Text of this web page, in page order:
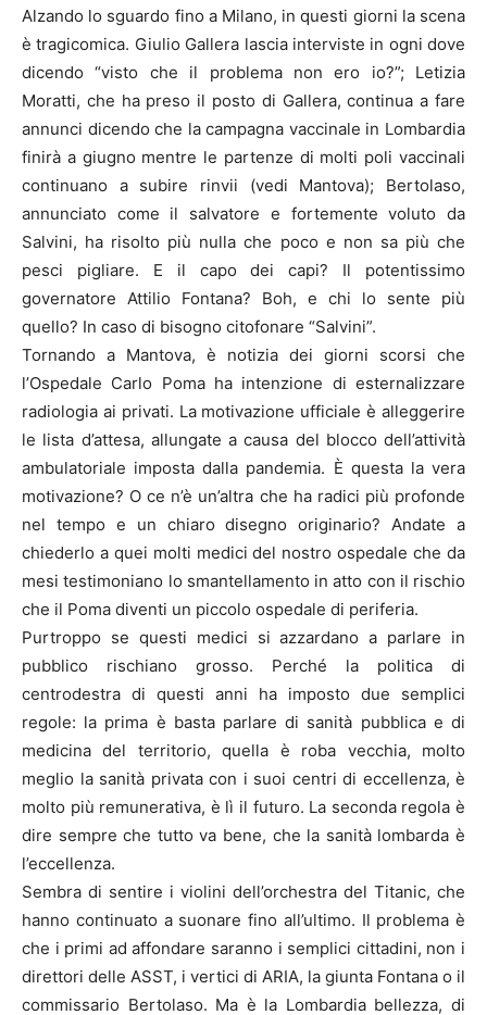
Alzando lo sguardo fino a Milano, in questi giorni la scena
è tragicomica. Giulio Gallera lascia interviste in ogni dove
dicendo “visto che il problema non ero io?”; Letizia
Moratti, che ha preso il posto di Gallera, continua a fare
annunci dicendo che la campagna vaccinale in Lombardia
finirà a giugno mentre le partenze di molti poli vaccinali
continuano a subire rinvii (vedi Mantova); Bertolaso,
annunciato come il salvatore e fortemente voluto da
Salvini, ha risolto più nulla che poco e non sa più che
pesci pigliare. E il capo dei capi? Il potentissimo
governatore Attilio Fontana? Boh, e chi lo sente più
quello? In caso di bisogno citofonare “Salvini”.
Tornando a Mantova, è notizia dei giorni scorsi che
l’Ospedale Carlo Poma ha intenzione di esternalizzare
radiologia ai privati. La motivazione ufficiale è alleggerire
le lista d’attesa, allungate a causa del blocco dell’attività
ambulatoriale imposta dalla pandemia. È questa la vera
motivazione? O ce n’è un’altra che ha radici più profonde
nel tempo e un chiaro disegno originario? Andate a
chiederlo a quei molti medici del nostro ospedale che da
mesi testimoniano lo smantellamento in atto con il rischio
che il Poma diventi un piccolo ospedale di periferia.
Purtroppo se questi medici si azzardano a parlare in
pubblico rischiano grosso. Perché la politica di
centrodestra di questi anni ha imposto due semplici
regole: la prima è basta parlare di sanità pubblica e di
medicina del territorio, quella è roba vecchia, molto
meglio la sanità privata con i suoi centri di eccellenza, è
molto più remunerativa, è lì il futuro. La seconda regola è
dire sempre che tutto va bene, che la sanità lombarda è
l’eccellenza.
Sembra di sentire i violini dell’orchestra del Titanic, che
hanno continuato a suonare fino all’ultimo. Il problema è
che i primi ad affondare saranno i semplici cittadini, non i
direttori delle ASST, i vertici di ARIA, la giunta Fontana o il
commissario Bertolaso. Ma è la Lombardia bellezza, di